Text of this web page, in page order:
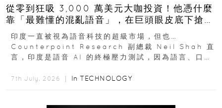
從零到狂吸 3,000 萬美元大咖投資！他憑什麼
靠「最難懂的混亂語音」，在巨頭眼皮底下搶下
十億人市場？
印度一直被視為語音科技的超級市場，但也…
Counterpoint Research 副總裁 Neil Shah 直
言，印度是語音 AI 的終極壓力測試，因為語言、口音
7th July, 2026 ｜ In TECHNOLOGY